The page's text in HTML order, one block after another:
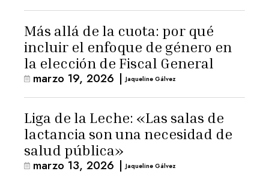
Más allá de la cuota: por qué
incluir el enfoque de género en
la elección de Fiscal General
marzo 19, 2026 | Jaqueline Gálvez
Liga de la Leche: «Las salas de
lactancia son una necesidad de
salud pública»
marzo 13, 2026 | Jaqueline Gálvez